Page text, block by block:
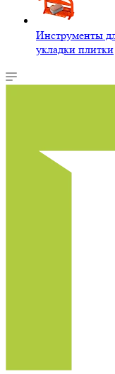
Инструменты
укладки плитки